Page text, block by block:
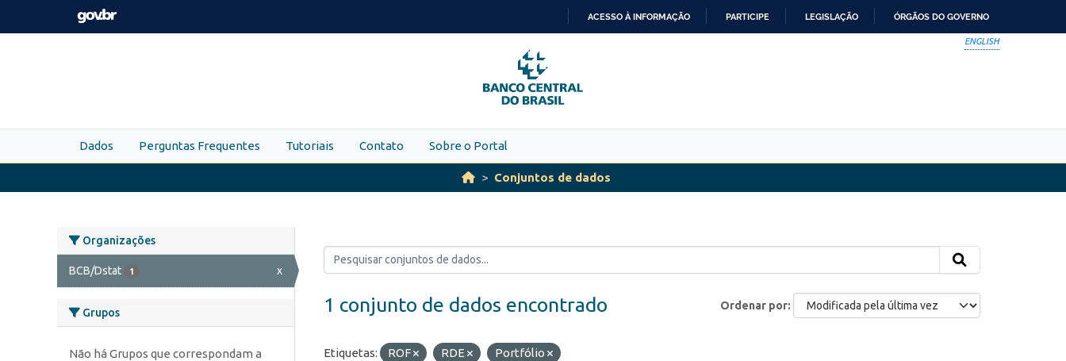
Skip to main content
PARA
O
CONTEÚDO
ACESSO À INFORMAÇÃO PARTICIPE LEGISLAÇÃO ÓRGÃOS DO GOVERNO
ENGLISH
Dados Perguntas Frequentes Tutoriais Contato Sobre o Portal
Conjuntos de dados
Organizações
BCB/Dstat 1 x
Grupos
Não há Grupos que correspondam a
Ordenar por
1 conjunto de dados encontrado
Etiquetas: ROF RDE
Portfólio